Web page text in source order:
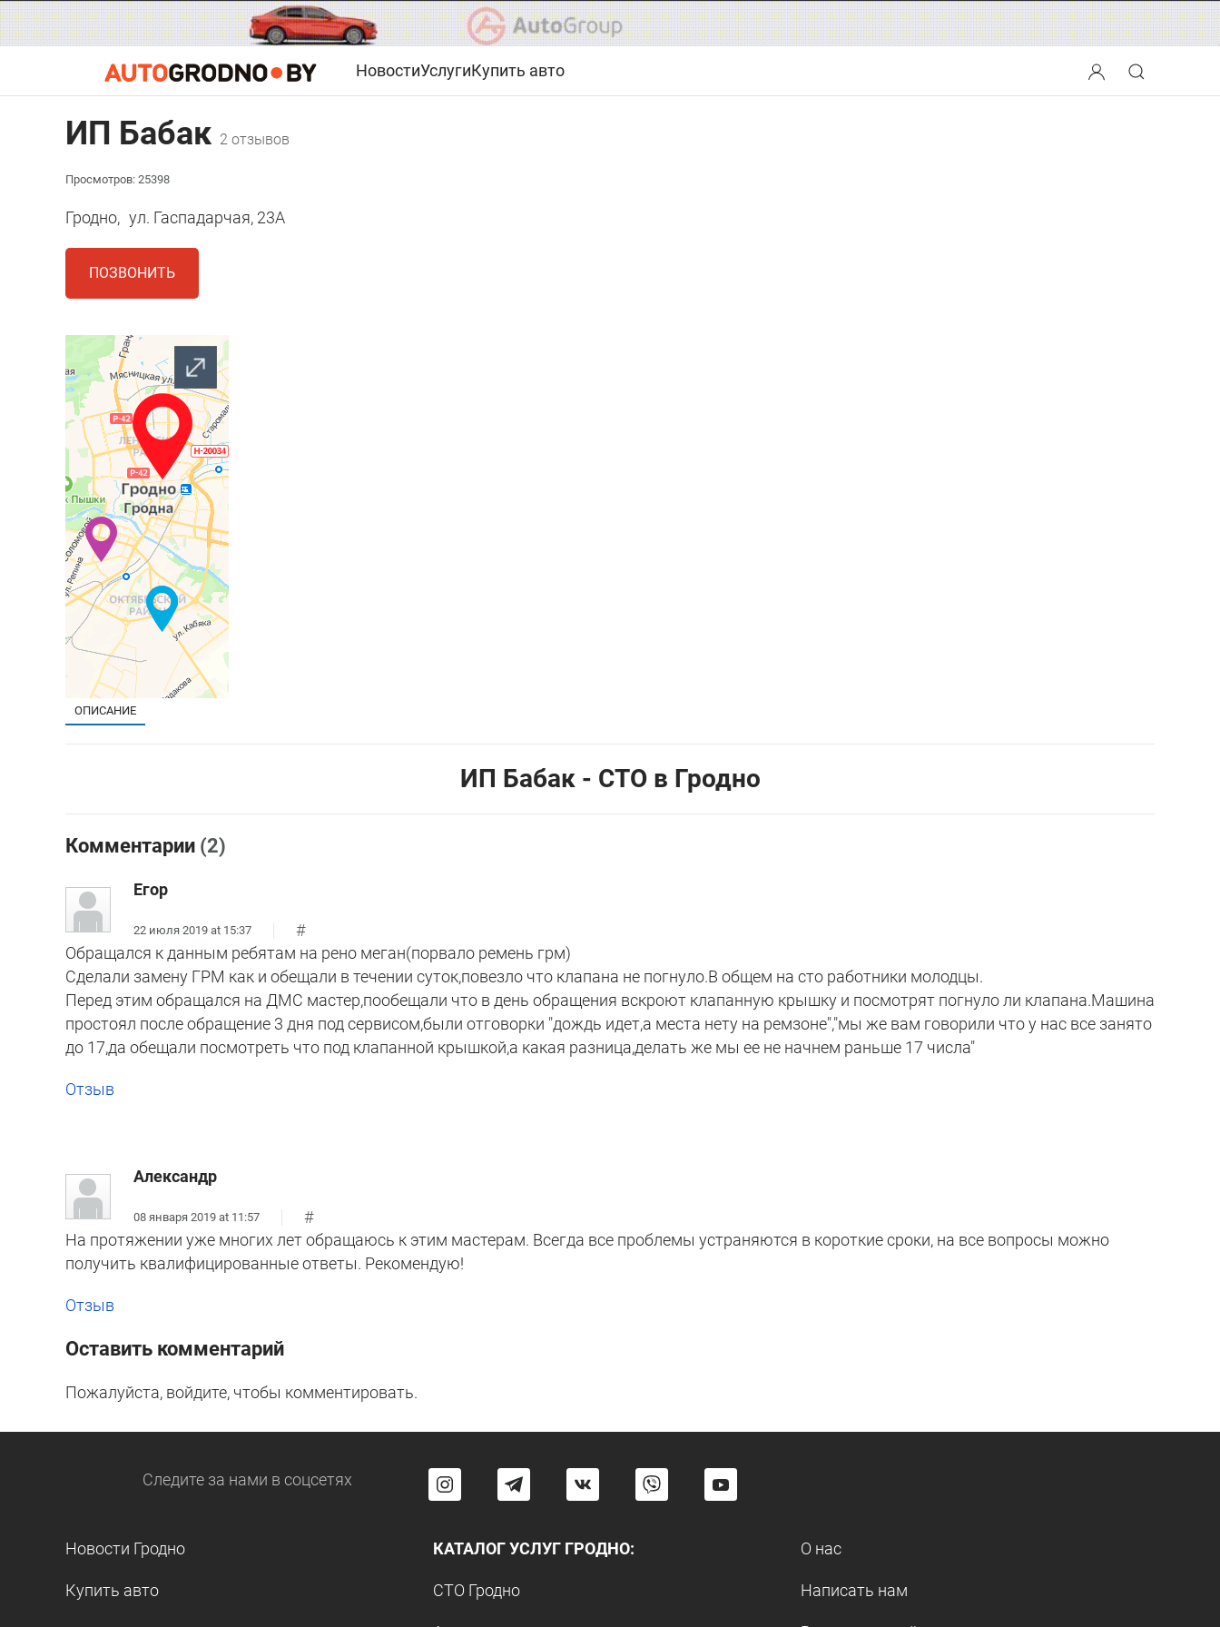
НовостиУслугиКупить авто
ИП Бабак 2 отзывов
Просмотров: 25398
Гродно, ул. Гаспадарчая, 23А
ПОЗВОНИТЬ
ОПИСАНИЕ
ИП Бабак - СТО в Гродно
Комментарии (2)
Егор
22 июля 2019 at 15:37
#
Обращался к данным ребятам на рено меган(порвало ремень грм)
Сделали замену ГРМ как и обещали в течении суток,повезло что клапана не погнуло.В общем на сто работники молодцы.
Перед этим обращался на ДМС мастер,пообещали что в день обращения вскроют клапанную крышку и посмотрят погнуло ли клапана.Машина
простоял после обращение 3 дня под сервисом,были отговорки "дождь идет,а места нету на ремзоне","мы же вам говорили что у нас все занято
до 17,да обещали посмотреть что под клапанной крышкой,а какая разница,делать же мы ее не начнем раньше 17 числа"
Отзыв
Александр
08 января 2019 at 11:57
#
На протяжении уже многих лет обращаюсь к этим мастерам. Всегда все проблемы устраняются в короткие сроки, на все вопросы можно
получить квалифицированные ответы. Рекомендую!
Отзыв
Оставить комментарий
Пожалуйста, войдите, чтобы комментировать.
Следите за нами в соцсетях
Новости Гродно
Купить авто
КАТАЛОГ УСЛУГ ГРОДНО:
СТО Гродно
О нас
Написать нам